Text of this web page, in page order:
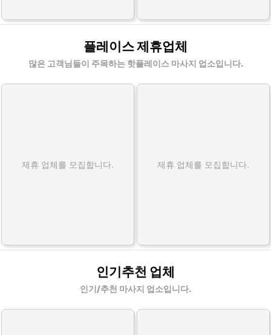
인
정
플레이스 제휴업체
많은 고객님들이 주목하는 핫플레이스 마사지 업소입니다.
제휴 업체를 모집합니다. 제휴 업체를 모집합니다.
인기추천 업체
인기/추천 마사지 업소입니다.